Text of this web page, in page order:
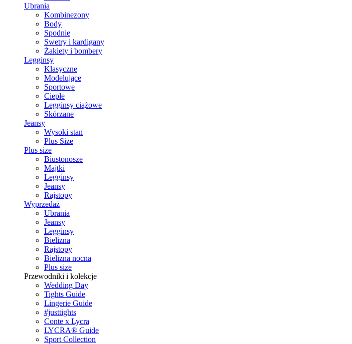
Ubrania
Kombinezony
Body
Spodnie
Swetry i kardigany
Żakiety i bombery
Legginsy
Klasyczne
Modelujące
Sportowe
Ciepłe
Legginsy ciążowe
Skórzane
Jeansy
Wysoki stan
Plus Size
Plus size
Biustonosze
Majtki
Legginsy
Jeansy
Rajstopy
Wyprzedaż
Ubrania
Jeansy
Legginsy
Bielizna
Rajstopy
Bielizna nocna
Plus size
Przewodniki i kolekcje
Wedding Day
Tights Guide
Lingerie Guide
#justtights
Conte x Lycra
LYCRA® Guide
Sport Сollection